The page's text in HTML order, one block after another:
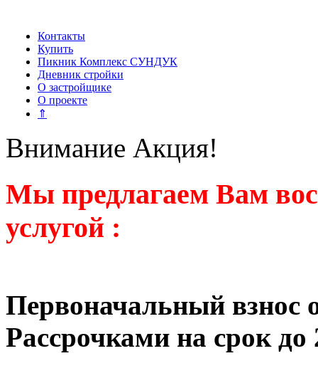
Контакты
Купить
Пикник Комплекс СУНДУК
Дневник стройки
О застройщике
О проекте
⇑
Внимание Акция!
Мы предлагаем Вам
услугой :
Первоначальный взнос
Рассрочками на срок до